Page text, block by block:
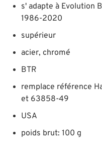
s' adapte à Evolution
1986-2020
supérieur
acier, chromé
BTR
remplace référence
et 63858-49
USA
poids brut: 100 g